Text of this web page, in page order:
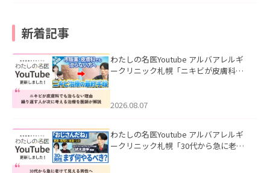
新着記事
わたしの名医Youtube アルバアレルギ
ークリニック札幌「ニキビが皮膚科で
ました。
2026.08.07
わたしの名医Youtube アルバアレルギ
ークリニック札幌「30代から急に老け